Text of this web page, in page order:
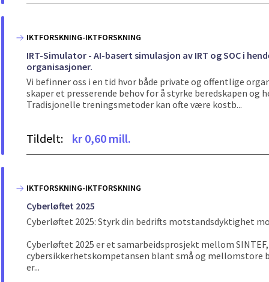
IKTFORSKNING-IKTFORSKNING
IRT-Simulator - AI-basert simulasjon av IRT og SOC i
organisasjoner.
Vi befinner oss i en tid hvor både private og offentlige
skaper et presserende behov for å styrke beredskapen
Tradisjonelle treningsmetoder kan ofte være kostb...
Tildelt: kr 0,60 mill.
IKTFORSKNING-IKTFORSKNING
Cyberløftet 2025
Cyberløftet 2025: Styrk din bedrifts motstandsdyktighet
Cyberløftet 2025 er et samarbeidsprosjekt mellom
cybersikkerhetskompetansen blant små og mellomstore
er...